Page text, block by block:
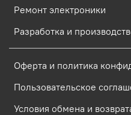
Ремонт электроники
Разработка и
Оферта и политика
Пользовательское
Условия обмена и